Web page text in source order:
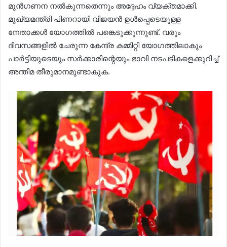
മുൻഗണന നൽകുന്നതെന്നും അദ്ദേഹം വ്യക്തമാക്കി.
മുഖ്യമന്ത്രി പിണറായി വിജയൻ ഉൾപ്പെടെയുള്ള
നേതാക്കൾ യോഗത്തിൽ പങ്കെടുക്കുന്നുണ്ട്. വരും
ദിവസങ്ങളിൽ ചേരുന്ന കേന്ദ്ര കമ്മിറ്റി യോഗത്തിലാകും
പാർട്ടിയുടെയും സർക്കാരിന്റെയും ഭാവി നടപടികളെക്കുറിച്ച്
അന്തിമ തീരുമാനമുണ്ടാകുക.